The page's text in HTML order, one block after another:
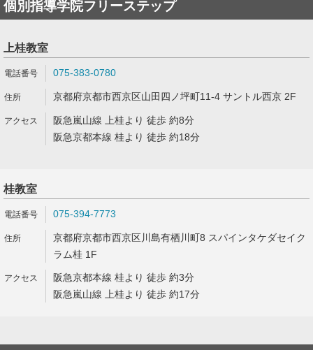
個別指導学院フリーステップ
上桂教室
075-383-0780
京都府京都市西京区山田四ノ坪町11-4 サントル西京 2F
阪急嵐山線 上桂より 徒歩 約8分
阪急京都本線 桂より 徒歩 約18分
桂教室
075-394-7773
京都府京都市西京区川島有栖川町8 スパインタケダセイク
ラム桂 1F
阪急京都本線 桂より 徒歩 約3分
阪急嵐山線 上桂より 徒歩 約17分